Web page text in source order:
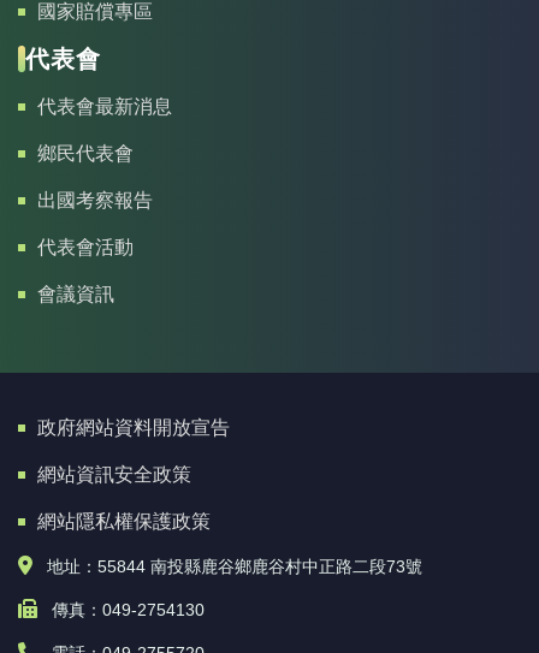
國家賠償專區
代表會
代表會最新消息
鄉民代表會
出國考察報告
代表會活動
會議資訊
政府網站資料開放宣告
網站資訊安全政策
網站隱私權保護政策
地址：55844 南投縣鹿谷鄉鹿谷村中正路二段73號
傳真：049-2754130